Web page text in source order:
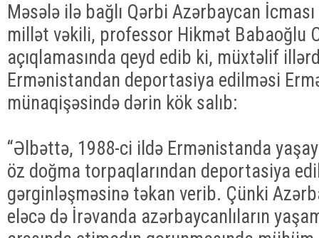
Məsələ ilə bağlı Qərbi Azərbaycan
millət vəkili, professor Hikmət Babaoğlu
açıqlamasında qeyd edib ki, müxtəlif
Ermənistandan deportasiya edilməsi
münaqişəsində dərin kök salıb:
“Əlbəttə, 1988-ci ildə Ermənistanda
öz doğma torpaqlarından deportasiya
gərginləşməsinə təkan verib. Çünki
eləcə də İrəvanda azərbaycanlıların